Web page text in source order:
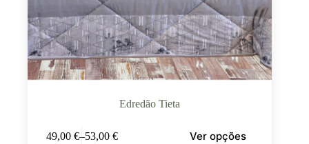
Edredão Tieta
49,00 €–53,00 € Ver opções